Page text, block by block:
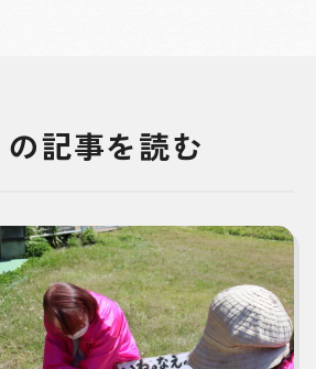
の記事を読む